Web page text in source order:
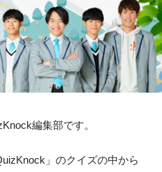
編集部です。
」のクイズの中から